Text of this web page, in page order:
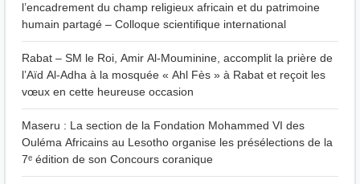
l’encadrement du champ religieux africain et du patrimoine
humain partagé – Colloque scientifique international
Rabat – SM le Roi, Amir Al-Mouminine, accomplit la prière de
l’Aïd Al-Adha à la mosquée « Ahl Fès » à Rabat et reçoit les
vœux en cette heureuse occasion
Maseru : La section de la Fondation Mohammed VI des
Ouléma Africains au Lesotho organise les présélections de la
7ᵉ édition de son Concours coranique